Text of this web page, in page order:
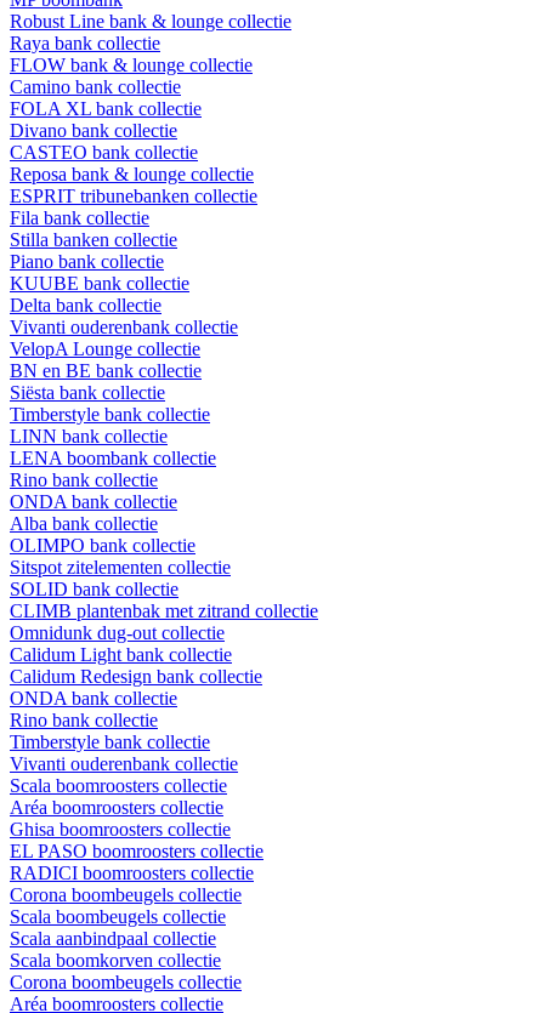
Robust Line bank & lounge collectie
Raya bank collectie
FLOW bank & lounge collectie
Camino bank collectie
FOLA XL bank collectie
Divano bank collectie
CASTEO bank collectie
Reposa bank & lounge collectie
ESPRIT tribunebanken collectie
Fila bank collectie
Stilla banken collectie
Piano bank collectie
KUUBE bank collectie
Delta bank collectie
Vivanti ouderenbank collectie
VelopA Lounge collectie
BN en BE bank collectie
Siësta bank collectie
Timberstyle bank collectie
LINN bank collectie
LENA boombank collectie
Rino bank collectie
ONDA bank collectie
Alba bank collectie
OLIMPO bank collectie
Sitspot zitelementen collectie
SOLID bank collectie
CLIMB plantenbak met zitrand collectie
Omnidunk dug-out collectie
Calidum Light bank collectie
Calidum Redesign bank collectie
ONDA bank collectie
Rino bank collectie
Timberstyle bank collectie
Vivanti ouderenbank collectie
Scala boomroosters collectie
Aréa boomroosters collectie
Ghisa boomroosters collectie
EL PASO boomroosters collectie
RADICI boomroosters collectie
Corona boombeugels collectie
Scala boombeugels collectie
Scala aanbindpaal collectie
Scala boomkorven collectie
Corona boombeugels collectie
Aréa boomroosters collectie